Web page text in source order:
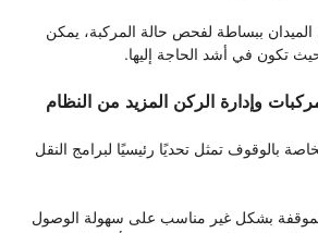
ببساطة لفحص حالة المركبة، يمكن
تكون في أشد الحاجة إليها.
وإدارة الركن المزيد من النظام
بالوقوف تمثل تحديًا رئيسيًا لبرامج النقل
بشكل غير مناسب على سهولة الوصول